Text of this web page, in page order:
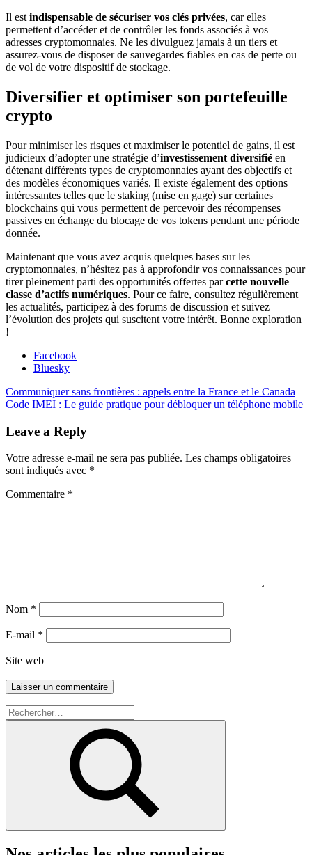
Il est indispensable de sécuriser vos clés privées, car elles
permettent d’accéder et de contrôler les fonds associés à vos
adresses cryptomonnaies. Ne les divulguez jamais à un tiers et
assurez-vous de disposer de sauvegardes fiables en cas de perte ou
de vol de votre dispositif de stockage.
Diversifier et optimiser son portefeuille
crypto
Pour minimiser les risques et maximiser le potentiel de gains, il est
judicieux d’adopter une stratégie d’investissement diversifié en
détenant différents types de cryptomonnaies ayant des objectifs et
des modèles économiques variés. Il existe également des options
intéressantes telles que le staking (mise en gage) sur certaines
blockchains qui vous permettent de percevoir des récompenses
passives en échange du blocage de vos tokens pendant une période
donnée.
Maintenant que vous avez acquis quelques bases sur les
cryptomonnaies, n’hésitez pas à approfondir vos connaissances pour
tirer pleinement parti des opportunités offertes parcette nouvelle
classe d’actifs numériques. Pour ce faire, consultez régulièrement
les actualités, participez à des forums de discussion et suivez
l’évolution des projets qui suscitent votre intérêt. Bonne exploration
!
Partager
"Introduction
aux
:
guide
ultime
les
débutants"
Facebook
Bluesky
Navigation
de
l’article
Publication
précédente :
Communiquer sans frontières : appels entre la France et le Canada
Publication
Code IMEI : Le guide pratique pour débloquer un téléphone mobile
Leave a Reply
Votre adresse e-mail ne sera pas publiée. Les champs obligatoires
sont indiqués avec *
Commentaire *
Nom *
E-mail *
Site web
Recherche
pour :
Rechercher